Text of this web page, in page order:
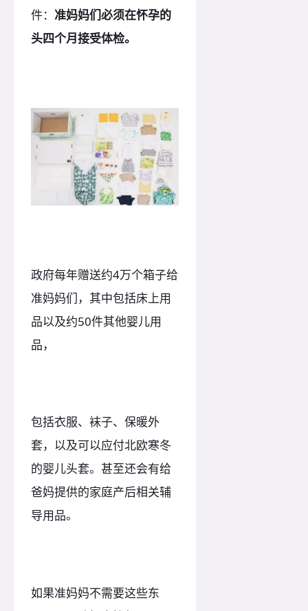
件： 准妈妈们必须在怀孕的
头四个月接受体检。
政府每年赠送约4万个箱子给
准妈妈们，其中包括床上用
品以及约50件其他婴儿用
品，
包括衣服、袜子、保暖外
套，以及可以应付北欧寒冬
的婴儿头套。甚至还会有给
爸妈提供的家庭产后相关辅
导用品。
如果准妈妈不需要这些东